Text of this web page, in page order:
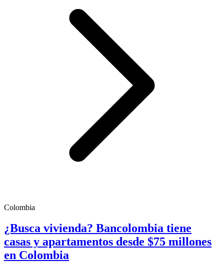
Colombia
¿Busca vivienda? Bancolombia tiene
casas y apartamentos desde $75 millones
en Colombia